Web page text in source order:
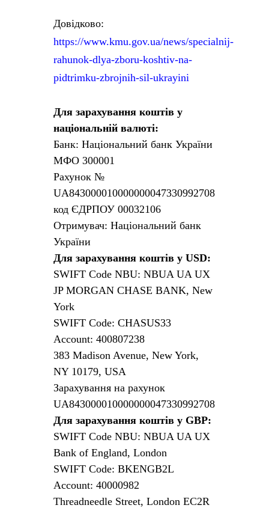
Довідково:
https://www.kmu.gov.ua/news/specialnij-
rahunok-dlya-zboru-koshtiv-na-
pidtrimku-zbrojnih-sil-ukrayini
Для зарахування коштів у
національній валюті:
Банк: Національний банк України
МФО 300001
Рахунок №
UA843000010000000047330992708
код ЄДРПОУ 00032106
Отримувач: Національний банк
України
Для зарахування коштів у USD:
SWIFT Code NBU: NBUA UA UX
JP MORGAN CHASE BANK, New
York
SWIFT Code: CHASUS33
Account: 400807238
383 Madison Avenue, New York,
NY 10179, USA
Зарахування на рахунок
UA843000010000000047330992708
Для зарахування коштів у GBP:
SWIFT Code NBU: NBUA UA UX
Bank of England, London
SWIFT Code: BKENGB2L
Account: 40000982
Threadneedle Street, London EC2R